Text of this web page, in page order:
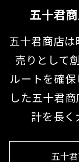
五十君
五十君商店
売りとして
ルートを確保
した五十君
計を長く
五十